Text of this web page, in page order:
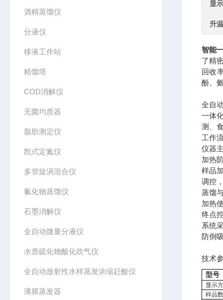
酒精蒸馏仪
分液仪
移液工作站
精馏塔
COD消解仪
无菌均质器
脂肪测定仪
凯式定氮仪
多管旋涡混合仪
氟化物蒸馏仪
石墨消解仪
全自动微量分液仪
水质硫化物酸化吹气仪
全自动放射性水样蒸发浓缩赶酸仪
薄膜蒸发器
显
升
智能
了精
回收
酚、
全自
一体
测、
工作
仪器
加热
样品
调控
蒸馏
加热
终点
系统
防倒
技术
型号
显示
样品数